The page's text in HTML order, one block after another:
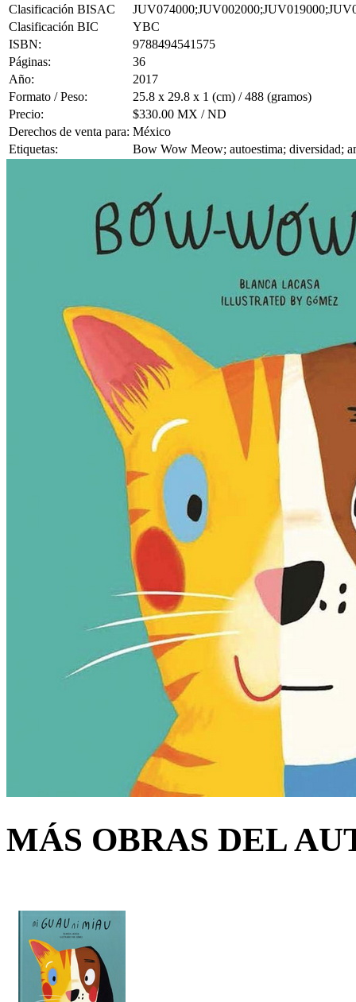
Clasificación BISAC
Clasificación BIC
YBC
ISBN:
9788494541575
Páginas:
36
Año:
2017
Formato / Peso:
25.8 x 29.8 x 1 (cm) / 488 (gramos)
Precio:
$330.00 MX / ND
Derechos de venta para: México
Etiquetas:
Bow Wow Meow; autoestima; diversidad;
MÁS OBRAS DEL